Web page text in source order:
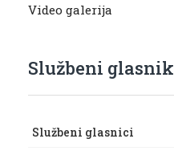
Video galerija
Službeni glasnik
Službeni glasnici